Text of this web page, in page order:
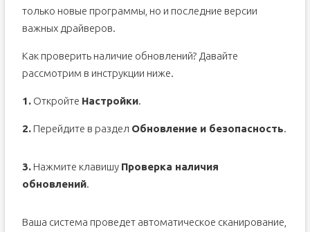
только новые программы, но и последние версии
важных драйверов.
Как проверить наличие обновлений? Давайте
рассмотрим в инструкции ниже.
1.Откройте Настройки.
2.Перейдите в раздел Обновление и безопасность.
3.Нажмите клавишу Проверка наличия
обновлений.
Ваша система проведет автоматическое сканирование,